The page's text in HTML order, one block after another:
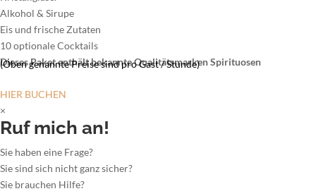
Alkohol & Sirupe
Eis und frische Zutaten
10 optionale Cocktails
Dieses Paket enthält bekannte Qualitätsmarken Spirituosen
(Oben genannte Preise sind pro Gast / Stunde)
HIER BUCHEN
×
Ruf mich an!
Sie haben eine Frage?
Sie sind sich nicht ganz sicher?
Sie brauchen Hilfe?